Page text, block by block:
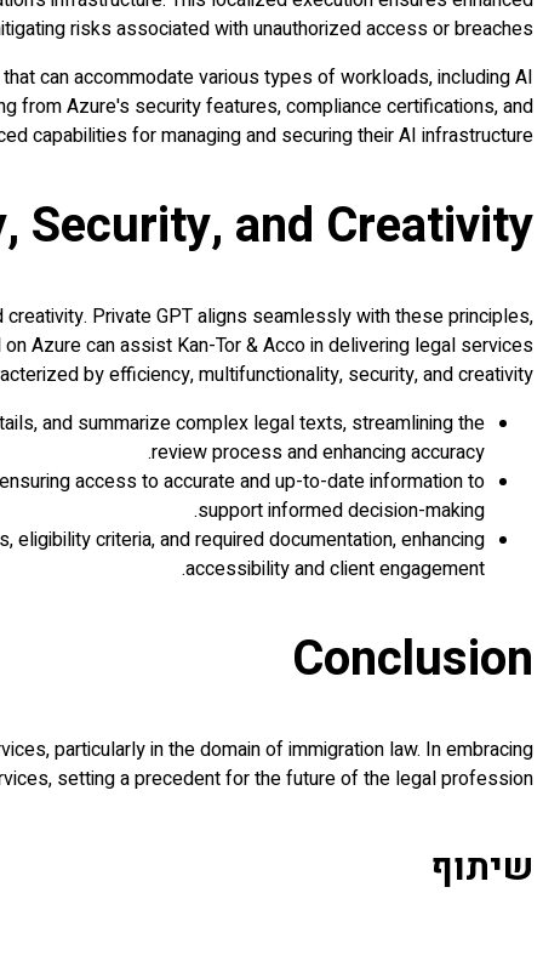
risks associated with unauthorized access or breaches.
can accommodate various types of workloads, including AI
from Azure's security features, compliance certifications, and
capabilities for managing and securing their AI infrastructure.
and Creativity
Private GPT aligns seamlessly with these principles,
Azure can assist Kan-Tor & Acco in delivering legal services
by efficiency, multifunctionality, security, and creativity:
and summarize complex legal texts, streamlining the
review process and enhancing accuracy.
access to accurate and up-to-date information to
support informed decision-making.
criteria, and required documentation, enhancing
accessibility and client engagement.
Conclusion
particularly in the domain of immigration law. In embracing
setting a precedent for the future of the legal profession.
שיתוף